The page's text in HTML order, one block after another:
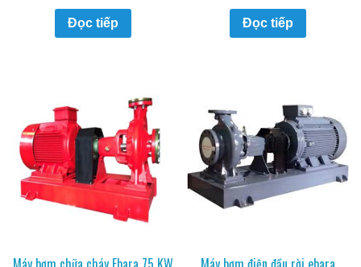
Đọc tiếp Đọc tiếp